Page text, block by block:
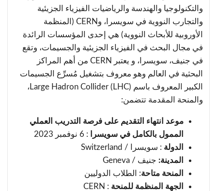
والتكنولوجيا والهندسة والرياضيات الفيزياء الجزيئية
والتجارب النووية في سويسرا، وCERN (المنظمة
الأوروبية للأبحاث النووية) هي إحدى المؤسسات الرائدة
في مجال البحث في الفيزياء الجزيئية والجسيمات، وتقع
في جنيف، سويسرا، و يعتبر CERN من أهم المراكز
البحثية في العالم وهو معروف بتشغيل مُسرِّع الجسيمات
الكبير المعروف باسم Large Hadron Collider (LHC)،
والمنحة المقدمة تتضمن:
موعد انتهاء التقديم على فرصة التدريب العملي
الممول بالكامل في سويسرا : 6 نوفمبر 2023
الدولة : سويسرا / Switzerland
المدينة: جنيف / Geneva
المنحة متاحة: الطلاب الدوليين
الجهة المنظمة للمنحة : CERN